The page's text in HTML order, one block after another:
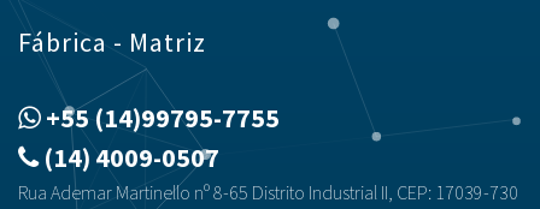
Fábrica - Matriz
+55 (14)99795-7755
(14) 4009-0507
Rua Ademar Martinello nº 8-65 Distrito Industrial II, CEP: 17039-730